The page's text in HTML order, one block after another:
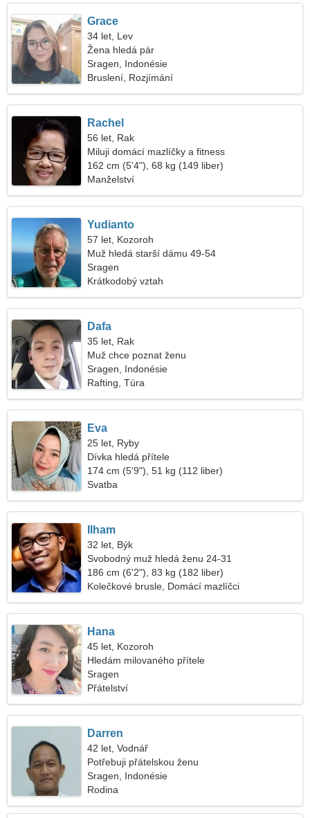
Grace
34 let, Lev
Žena hledá pár
Sragen, Indonésie
Bruslení, Rozjímání
Rachel
56 let, Rak
Miluji domácí mazlíčky a fitness
162 cm (5'4"), 68 kg (149 liber)
Manželství
Yudianto
57 let, Kozoroh
Muž hledá starší dámu 49-54
Sragen
Krátkodobý vztah
Dafa
35 let, Rak
Muž chce poznat ženu
Sragen, Indonésie
Rafting, Túra
Eva
25 let, Ryby
Dívka hledá přítele
174 cm (5'9"), 51 kg (112 liber)
Svatba
Ilham
32 let, Býk
Svobodný muž hledá ženu 24-31
186 cm (6'2"), 83 kg (182 liber)
Kolečkové brusle, Domácí mazlíčci
Hana
45 let, Kozoroh
Hledám milovaného přítele
Sragen
Přátelství
Darren
42 let, Vodnář
Potřebuji přátelskou ženu
Sragen, Indonésie
Rodina